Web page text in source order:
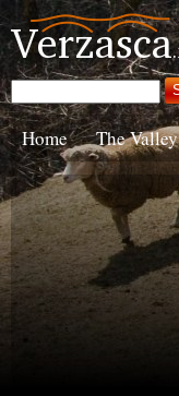
Home The Valley